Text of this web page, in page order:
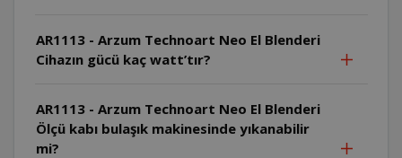
AR1113 - Arzum Technoart Neo El Blenderi
Cihazın gücü kaç watt’tır?
AR1113 - Arzum Technoart Neo El Blenderi
Ölçü kabı bulaşık makinesinde yıkanabilir
mi?